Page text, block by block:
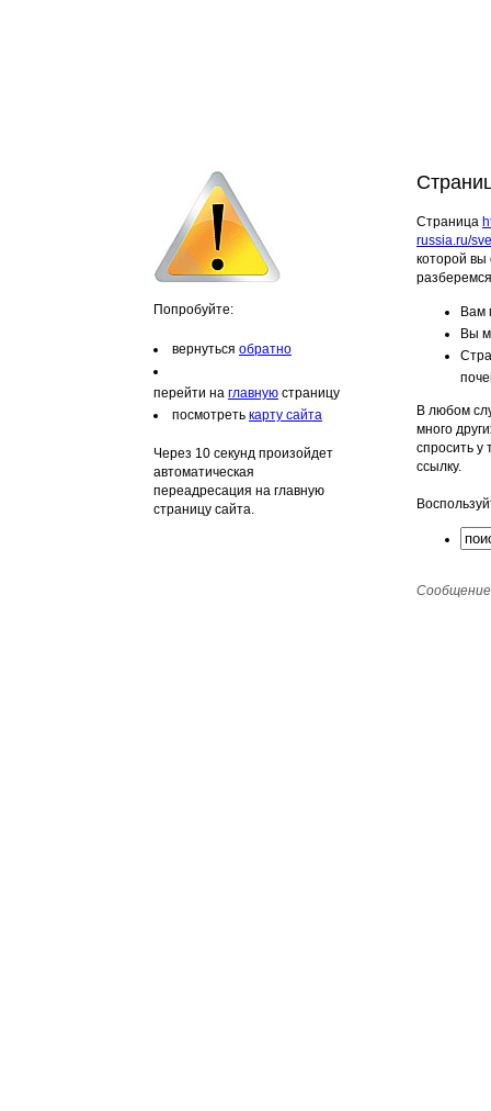
Попробуйте:
вернуться обратно
перейти на главную страницу
посмотреть карту сайта
Через 10 секунд произойдет
автоматическая
переадресация на главную
страницу сайта.
Страница
russia.ru/
которой вы
Вам
Вы
В любом
много
спросить у
ссылку.